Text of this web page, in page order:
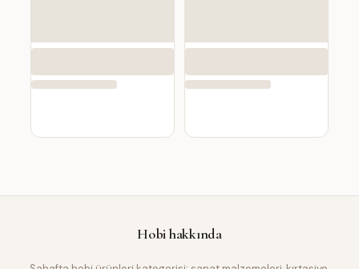
Hobihakkında